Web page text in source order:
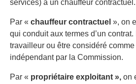
services) à un chauffeur contractuel.
Par « chauffeur contractuel », on
qui conduit aux termes d’un contrat.
travailleur ou être considéré
indépendant par la Commission.
Par « propriétaire exploitant », on